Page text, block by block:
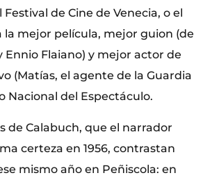
Festival de Cine de Venecia, o el
la mejor película, mejor guion (de
Ennio Flaiano) y mejor actor de
(Matías, el agente de la Guardia
Nacional del Espectáculo.
de Calabuch, que el narrador
certeza en 1956, contrastan
mismo año en Peñiscola: en